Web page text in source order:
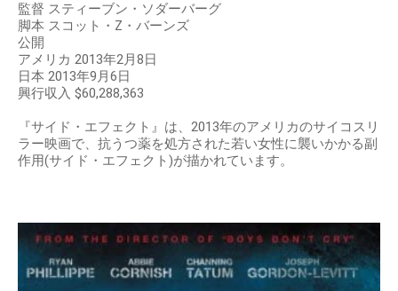
監督 スティーブン・ソダーバーグ
脚本 スコット・Z・バーンズ
公開
アメリカ 2013年2月8日
日本 2013年9月6日
興行収入 $60,288,363
『サイド・エフェクト』は、2013年のアメリカのサイコスリ
ラー映画で、抗うつ薬を処方された若い女性に襲いかかる副
作用(サイド・エフェクト)が描かれています。